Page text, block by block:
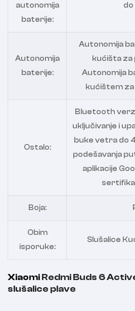
autonomija
baterije:
Autonomija
baterije:
Autonomija
kućišta za
Autonomija
kućištem za
Ostalo:
Bluetooth
uključivanje i
buke vetra do
podešavanja
aplikacije
Boja:
Obim
isporuke:
Slušalice
XiaomiRedmi Buds 6
slušalice plave